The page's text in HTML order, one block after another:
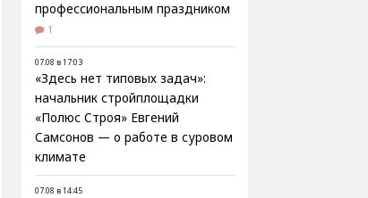
профессиональным праздником
1
07.08 в 17:03
«Здесь нет типовых задач»:
начальник стройплощадки
«Полюс Строя» Евгений
Самсонов — о работе в суровом
климате
07.08 в 14:45